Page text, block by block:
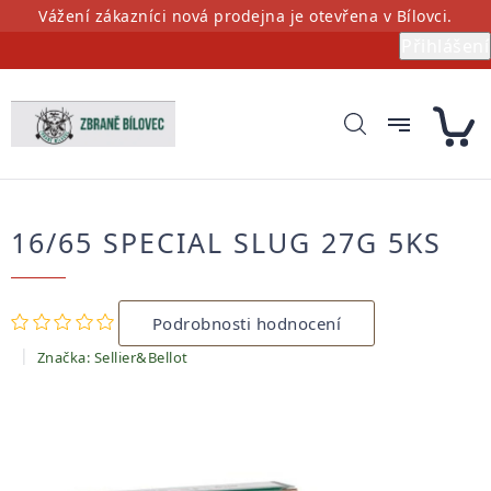
PřejítVážení zákazníci nová prodejna je otevřena v Bílovci.
16/65 SPECIAL SLUG 27G 5KS
Průměrné
hodnocení
produktu
je
Podrobnosti hodnocení
Značka: Sellier&Bellot